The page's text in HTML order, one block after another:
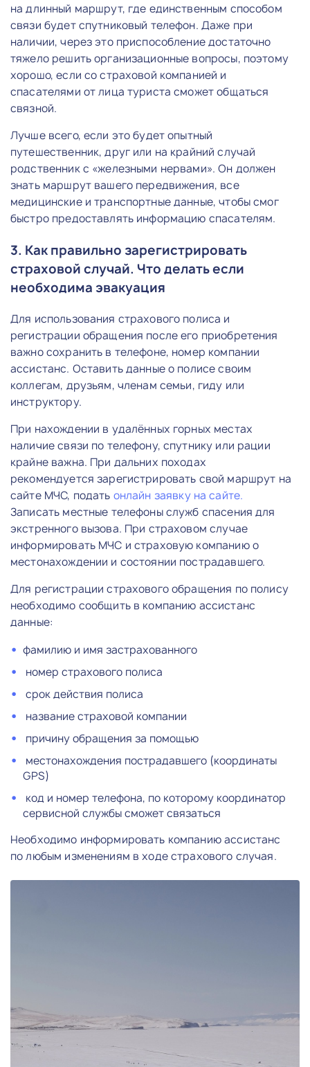
на длинный маршрут, где единственным способом
связи будет спутниковый телефон. Даже при
наличии, через это приспособление достаточно
тяжело решить организационные вопросы, поэтому
хорошо, если со страховой компанией и
спасателями от лица туриста сможет общаться
связной.
Лучше всего, если это будет опытный
путешественник, друг или на крайний случай
родственник с «железными нервами». Он должен
знать маршрут вашего передвижения, все
медицинские и транспортные данные, чтобы смог
быстро предоставлять информацию спасателям.
3. Как правильно зарегистрировать
страховой случай. Что делать если
необходима эвакуация
Для использования страхового полиса и
регистрации обращения после его приобретения
важно сохранить в телефоне, номер компании
ассистанс. Оставить данные о полисе своим
коллегам, друзьям, членам семьи, гиду или
инструктору.
При нахождении в удалённых горных местах
наличие связи по телефону, спутнику или рации
крайне важна. При дальних походах
рекомендуется зарегистрировать свой маршрут на
сайте МЧС, подать онлайн заявку на сайте.
Записать местные телефоны служб спасения для
экстренного вызова. При страховом случае
информировать МЧС и страховую компанию о
местонахождении и состоянии пострадавшего.
Для регистрации страхового обращения по полису
необходимо сообщить в компанию ассистанс
данные:
фамилию и имя застрахованного
номер страхового полиса
срок действия полиса
название страховой компании
причину обращения за помощью
местонахождения пострадавшего (координаты
GPS)
код и номер телефона, по которому координатор
сервисной службы сможет связаться
Необходимо информировать компанию ассистанс
по любым изменениям в ходе страхового случая.